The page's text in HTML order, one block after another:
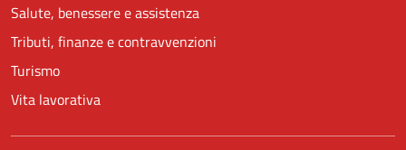
Salute, benessere e assistenza
Tributi, finanze e contravvenzioni
Turismo
Vita lavorativa